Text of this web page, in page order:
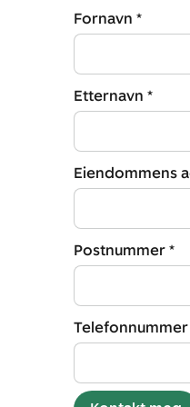
Fornavn *
Etternavn *
Eiendommens
Postnummer *
Telefonnummer